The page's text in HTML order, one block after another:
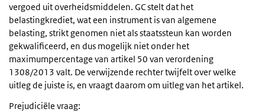
vergoed uit overheidsmiddelen. GC stelt dat het
belastingkrediet, wat een instrument is van algemene
belasting, strikt genomen niet als staatssteun kan worden
gekwalificeerd, en dus mogelijk niet onder het
maximumpercentage van artikel 50 van verordening
1308/2013 valt. De verwijzende rechter twijfelt over welke
uitleg de juiste is, en vraagt daarom om uitleg van het artikel.
Prejudiciële vraag: